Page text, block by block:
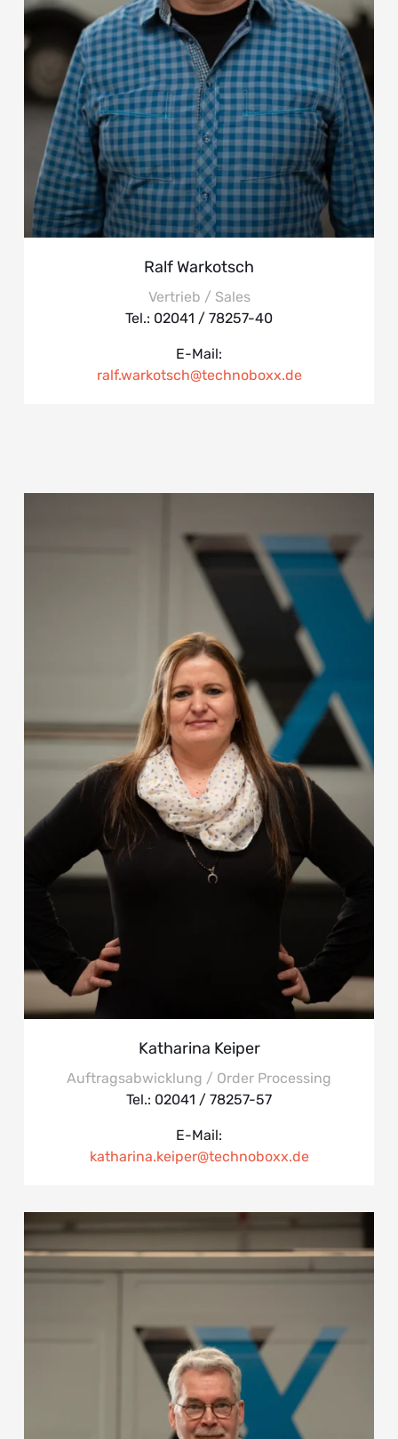
Ralf Warkotsch
Vertrieb / Sales
Tel.: 02041 / 78257-40
E-Mail:
ralf.warkotsch@technoboxx.de
Katharina Keiper
Auftragsabwicklung / Order Processing
Tel.: 02041 / 78257-57
E-Mail:
katharina.keiper@technoboxx.de